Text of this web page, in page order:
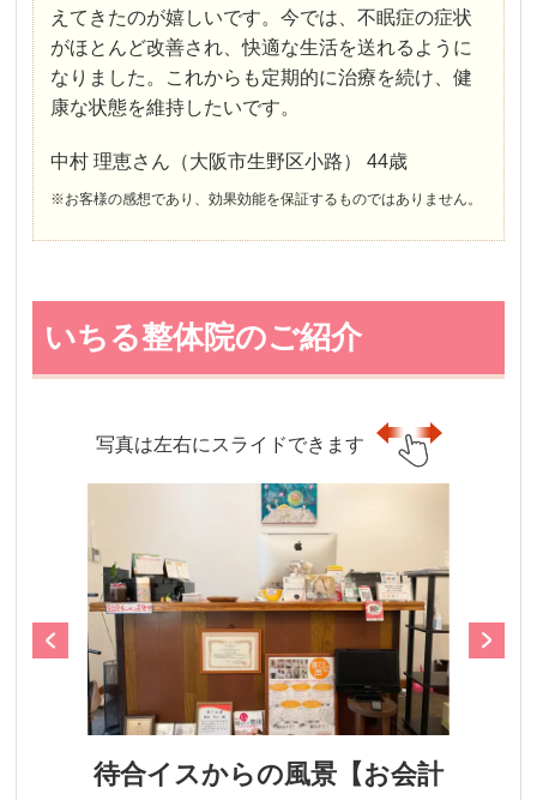
えてきたのが嬉しいです。今では、不眠症の症状
がほとんど改善され、快適な生活を送れるように
なりました。これからも定期的に治療を続け、健
康な状態を維持したいです。
中村 理恵さん（大阪市生野区小路） 44歳
※お客様の感想であり、効果効能を保証するものではありません。
いちる整体院のご紹介
写真は左右にスライドできます
待合イスからの風景【お会計